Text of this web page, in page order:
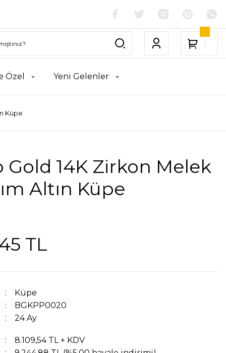
Özel Yeni Gelenler
Küpe
Gold 14K Zirkon Melek
Altın Küpe
TL
Küpe
BGKPP0020
24 Ay
8.109,54 TL + KDV